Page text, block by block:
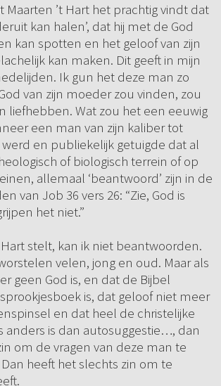
Maarten ’t Hart het prachtig vindt dat
kan halen’, dat hij met de God
kan spotten en het geloof van zijn
kan maken. Dit geeft in mijn
Ik gun het deze man zo
van zijn moeder zou vinden, zou
liefhebben. Wat zou het een eeuwig
een man van zijn kaliber tot
en publiekelijk getuigde dat al
of biologisch terrein of op
allemaal ‘beantwoord’ zijn in de
van Job 36 vers 26: “Zie, God is
het niet.”
Hart stelt, kan ik niet beantwoorden.
velen, jong en oud. Maar als
geen God is, en dat de Bijbel
is, dat geloof niet meer
en dat heel de christelijke
anders is dan autosuggestie…, dan
om de vragen van deze man te
heeft het slechts zin om te